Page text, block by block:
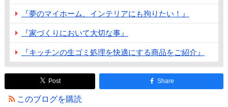
『夢のマイホーム、インテリアにも拘りたい！』
『家づくりにおいて大切な事』
『キッチンの生ゴミ処理を快適にする商品をご紹介』
Post Share
このブログを購読